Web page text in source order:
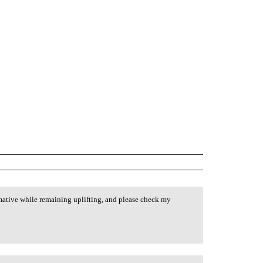
while remaining uplifting, and please check my